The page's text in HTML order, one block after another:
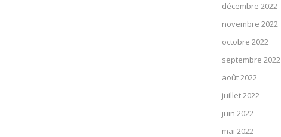
décembre 2022
novembre 2022
octobre 2022
septembre 2022
août 2022
juillet 2022
juin 2022
mai 2022